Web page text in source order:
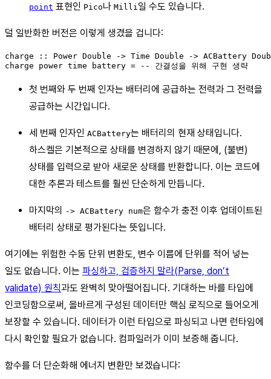
point 표현인 Pico나 Milli일 수도 있습니다.
덜 일반화한 버전은 이렇게 생겼을 겁니다:
charge :: Power Double -> Time Double -> ACBattery
첫 번째와 두 번째 인자는 배터리에 공급하는 전력과 그 전력을
공급하는 시간입니다.
세 번째 인자인 ACBattery는 배터리의 현재 상태입니다.
하스켈은 기본적으로 상태를 변경하지 않기 때문에, (불변)
상태를 입력으로 받아 새로운 상태를 반환합니다. 이는 코드에
대한 추론과 테스트를 훨씬 단순하게 만듭니다.
마지막의 -> ACBattery num은 함수가 충전 이후 업데이트된
배터리 상태로 평가된다는 뜻입니다.
여기에는 위험한 수동 단위 변환도, 변수 이름에 단위를 적어 넣는
일도 없습니다. 이는 파싱하고, 검증하지 말라(Parse, don’t
validate) 원칙과도 완벽히 맞아떨어집니다. 기대하는 바를 타입에
인코딩함으로써, 올바르게 구성된 데이터만 핵심 로직으로 들어오게
보장할 수 있습니다. 데이터가 이런 타입으로 파싱되고 나면 런타임에
다시 확인할 필요가 없습니다. 컴파일러가 이미 보증해 줍니다.
함수를 더 단순화해 에너지 변환만 보겠습니다: